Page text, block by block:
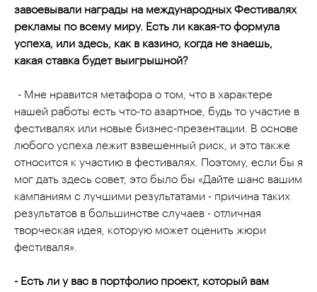
завоевывали награды на международных Фестивалях
рекламы по всему миру. Есть ли какая-то формула
успеха, или здесь, как в казино, когда не знаешь,
какая ставка будет выигрышной?
- Мне нравится метафора о том, что в характере
нашей работы есть что-то азартное, будь то участие в
фестивалях или новые бизнес-презентации. В основе
любого успеха лежит взвешенный риск, и это также
относится к участию в фестивалях. Поэтому, если бы я
мог дать здесь совет, это было бы «Дайте шанс вашим
кампаниям с лучшими результатами - причина таких
результатов в большинстве случаев - отличная
творческая идея, которую может оценить жюри
фестиваля».
- Есть ли у вас в портфолио проект, который вам